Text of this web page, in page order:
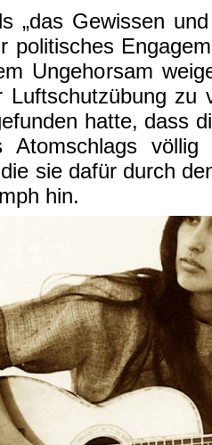
„das Gewissen
politisches
Ungehorsam
Luftschutzübung zu
hatte, dass
völlig
sie dafür durch
hin.